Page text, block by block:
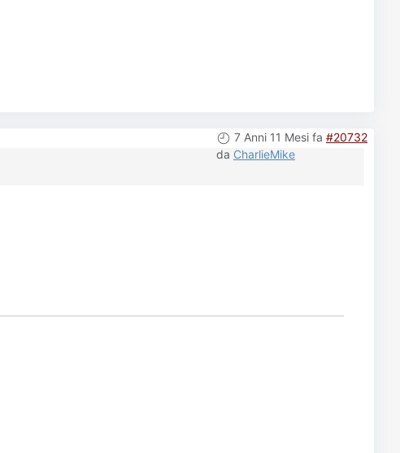
7 Anni 11 Mesi fa #20732
da CharlieMike